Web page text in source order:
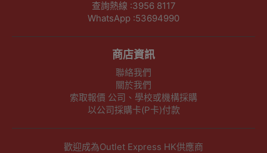
查詢熱線 :3956 8117
WhatsApp :53694990
商店資訊
聯絡我們
關於我們
索取報價 公司、學校或機構採購
以公司採購卡(P卡)付款
歡迎成為Outlet Express HK供應商